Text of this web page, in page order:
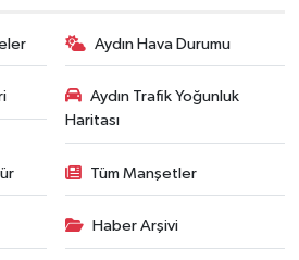
Aydın Hava Durumu
Aydın Trafik Yoğunluk
Haritası
Tüm Manşetler
Haber Arşivi